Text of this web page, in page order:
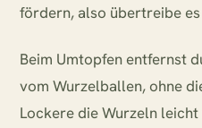
fördern, also übertreibe
Beim Umtopfen entfernst
vom Wurzelballen, ohne
Lockere die Wurzeln